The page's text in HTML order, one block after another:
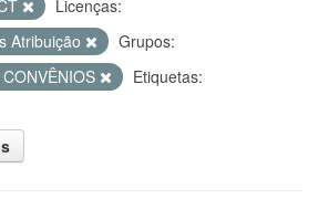
Licenças:
Atribuição
Grupos:
Etiquetas: